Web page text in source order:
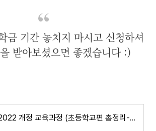
금 기간 놓치지 마시고 신청하셔
받아보셨으면 좋겠습니다 :)
2022 개정 교육과정 (초등학교편 총정리-2024년부터 적용)